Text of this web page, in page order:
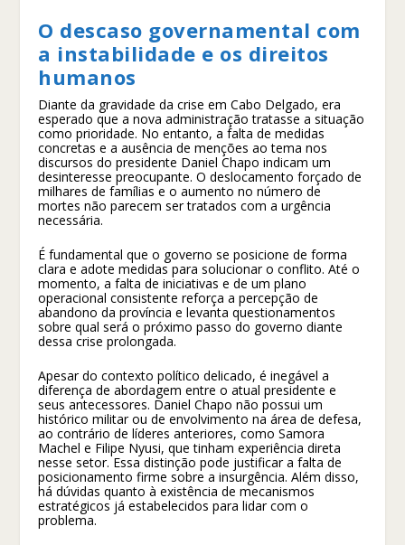
O descaso governamental com
a instabilidade e os direitos
humanos
Diante da gravidade da crise em Cabo Delgado, era
esperado que a nova administração tratasse a situação
como prioridade. No entanto, a falta de medidas
concretas e a ausência de menções ao tema nos
discursos do presidente Daniel Chapo indicam um
desinteresse preocupante. O deslocamento forçado de
milhares de famílias e o aumento no número de
mortes não parecem ser tratados com a urgência
necessária.
É fundamental que o governo se posicione de forma
clara e adote medidas para solucionar o conflito. Até o
momento, a falta de iniciativas e de um plano
operacional consistente reforça a percepção de
abandono da província e levanta questionamentos
sobre qual será o próximo passo do governo diante
dessa crise prolongada.
Apesar do contexto político delicado, é inegável a
diferença de abordagem entre o atual presidente e
seus antecessores. Daniel Chapo não possui um
histórico militar ou de envolvimento na área de defesa,
ao contrário de líderes anteriores, como Samora
Machel e Filipe Nyusi, que tinham experiência direta
nesse setor. Essa distinção pode justificar a falta de
posicionamento firme sobre a insurgência. Além disso,
há dúvidas quanto à existência de mecanismos
estratégicos já estabelecidos para lidar com o
problema.